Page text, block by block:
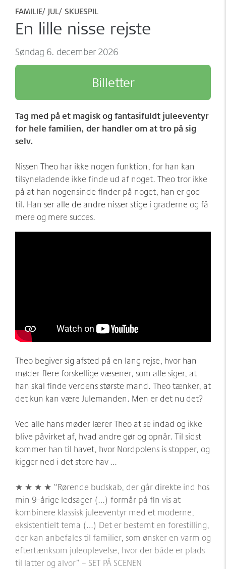
Sponsorer
net:vaerket og net:vaerket+
Kontakt
Møder/konferencer/fester
Værkets scener og sale
Spillestedet Turbinen
Grønnere tiltag
Følg os
FAMILIE JUL SKUESPIL
En lille nisse rejste
søndag 6. december 2026
Billetter
Tag med på et magisk og fantasifuldt juleeventyr
for hele familien, der handler om at tro på sig
selv.
Nissen Theo har ikke nogen funktion, for han kan
tilsyneladende ikke finde ud af noget. Theo tror ikke
på at han nogensinde finder på noget, han er god
til. Han ser alle de andre nisser stige i graderne og få
mere og mere succes.
Theo begiver sig afsted på en lang rejse, hvor han
møder flere forskellige væsener, som alle siger, at
han skal finde verdens største mand. Theo tænker, at
det kun kan være Julemanden. Men er det nu det?
Ved alle hans møder lærer Theo at se indad og ikke
blive påvirket af, hvad andre gør og opnår. Til sidst
kommer han til havet, hvor Nordpolens is stopper, og
kigger ned i det store hav …
★ ★ ★ ★ “Rørende budskab, der går direkte ind hos
min 9-årige ledsager (…) formår på fin vis at
kombinere klassisk juleeventyr med et moderne,
eksistentielt tema (…) Det er bestemt en forestilling,
der kan anbefales til familier, som ønsker en varm og
eftertænksom juleoplevelse, hvor der både er plads
til latter og alvor” – SET PÅ SCENEN